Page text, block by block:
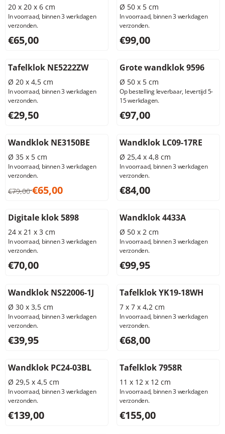
20 x 20 x 6 cm
In voorraad, binnen 3 werkdagen
verzonden.
Prijs: 65,00, exclusief btw: 53,72
€65,00
Ø 50 x 5 cm
In voorraad, binnen 3 werkdagen
verzonden.
Prijs: 99,00, exclusief btw:
€99,00
Tafelklok NE5222ZW
Ø 20 x 4,5 cm
In voorraad, binnen 3 werkdagen
verzonden.
Prijs: 29,50, exclusief btw: 24,38
€29,50
Grote wandklok 9596
Ø 50 x 5 cm
Op bestelling leverbaar, levertijd 5-
15 werkdagen.
Prijs: 97,00, exclusief btw:
€97,00
Wandklok NE3150BE
Ø 35 x 5 cm
In voorraad, binnen 3 werkdagen
verzonden.
Van 79,00 voor 65,00, exclusief btw: 53,72
€79,00€65,00
Wandklok LC09-17RE
Ø 25,4 x 4,8 cm
In voorraad, binnen 3 werkdagen
verzonden.
Prijs: 84,00, exclusief btw:
€84,00
Digitale klok 5898
24 x 21 x 3 cm
In voorraad, binnen 3 werkdagen
verzonden.
Prijs: 70,00, exclusief btw: 57,85
€70,00
Wandklok 4433A
Ø 50 x 2 cm
In voorraad, binnen 3 werkdagen
verzonden.
Prijs: 99,95, exclusief btw:
€99,95
Wandklok NS22006-1J
Ø 30 x 3,5 cm
In voorraad, binnen 3 werkdagen
verzonden.
Prijs: 39,95, exclusief btw: 33,02
€39,95
Tafelklok YK19-18WH
7 x 7 x 4,2 cm
In voorraad, binnen 3 werkdagen
verzonden.
Prijs: 68,00, exclusief btw:
€68,00
Wandklok PC24-03BL
Ø 29,5 x 4,5 cm
In voorraad, binnen 3 werkdagen
verzonden.
Prijs: 139,00, exclusief btw: 114,88
€139,00
Tafelklok 7958R
11 x 12 x 12 cm
In voorraad, binnen 3 werkdagen
verzonden.
Prijs: 155,00, exclusief btw:
€155,00